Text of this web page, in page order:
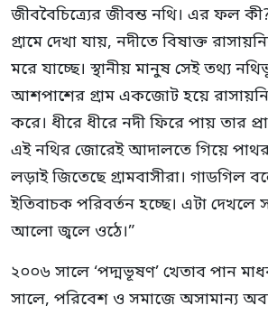
জীববৈচিত্র্যের জীবন্ত নথি। এর ফল কী?
গ্রামে দেখা যায়, নদীতে বিষাক্ত
মরে যাচ্ছে। স্থানীয় মানুষ সেই তথ্য
আশপাশের গ্রাম একজোট হয়ে
করে। ধীরে ধীরে নদী ফিরে পায় তার
এই নথির জোরেই আদালতে গিয়ে পাথর
লড়াই জিতেছে গ্রামবাসীরা। গাডগিল
ইতিবাচক পরিবর্তন হচ্ছে। এটা
আলো জ্বলে ওঠে।”
২০০৬ সালে ‘পদ্মভূষণ’ খেতাব পান
সালে, পরিবেশ ও সমাজে অসামান্য